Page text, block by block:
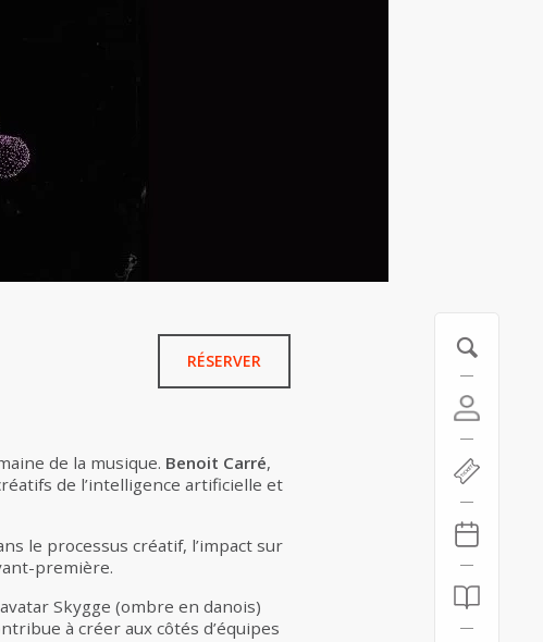
RÉSERVER
de la musique. Benoit Carré,
de l’intelligence artificielle et
le processus créatif, l’impact sur
première.
Skygge (ombre en danois)
à créer aux côtés d’équipes